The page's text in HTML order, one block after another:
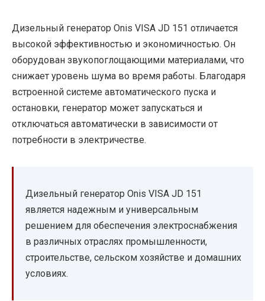
Дизельный генератор Onis VISA JD 151 отличается
высокой эффективностью и экономичностью. Он
оборудован звукопоглощающими материалами, что
снижает уровень шума во время работы. Благодаря
встроенной системе автоматического пуска и
остановки, генератор может запускаться и
отключаться автоматически в зависимости от
потребности в электричестве.
Дизельный генератор Onis VISA JD 151
является надежным и универсальным
решением для обеспечения электроснабжения
в различных отраслях промышленности,
строительстве, сельском хозяйстве и домашних
условиях.